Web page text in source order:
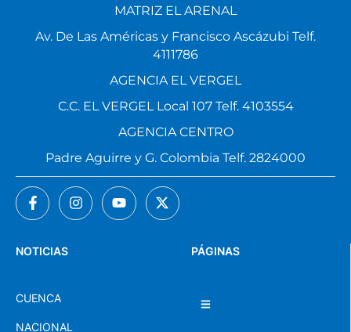
PÁGINAS
NOTICIAS
CUENCA
NACIONAL
MATRIZ EL ARENAL
Av. De Las Américas y Francisco Ascázubi Telf.
4111786
AGENCIA EL VERGEL
C.C. EL VERGEL Local 107 Telf. 4103554
AGENCIA CENTRO
Padre Aguirre y G. Colombia Telf. 2824000